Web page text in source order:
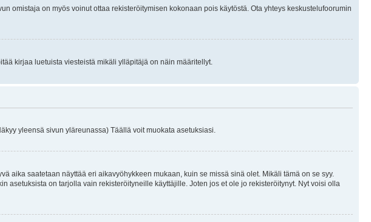
omistaja on myös voinut ottaa rekisteröitymisen kokonaan pois käytöstä. Ota yhteys keskustelufoorumin
kirjaa luetuista viesteistä mikäli ylläpitäjä on näin määritellyt.
yleensä sivun yläreunassa) Täällä voit muokata asetuksiasi.
aika saatetaan näyttää eri aikavyöhykkeen mukaan, kuin se missä sinä olet. Mikäli tämä on se syy.
asetuksista on tarjolla vain rekisteröityneille käyttäjille. Joten jos et ole jo rekisteröitynyt. Nyt voisi olla